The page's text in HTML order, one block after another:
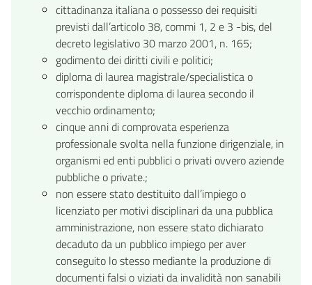
cittadinanza italiana o possesso dei requisiti
previsti dall’articolo 38, commi 1, 2 e 3 -bis, del
decreto legislativo 30 marzo 2001, n. 165;
godimento dei diritti civili e politici;
diploma di laurea magistrale/specialistica o
corrispondente diploma di laurea secondo il
vecchio ordinamento;
cinque anni di comprovata esperienza
professionale svolta nella funzione dirigenziale, in
organismi ed enti pubblici o privati ovvero aziende
pubbliche o private.;
non essere stato destituito dall’impiego o
licenziato per motivi disciplinari da una pubblica
amministrazione, non essere stato dichiarato
decaduto da un pubblico impiego per aver
conseguito lo stesso mediante la produzione di
documenti falsi o viziati da invalidità non sanabili